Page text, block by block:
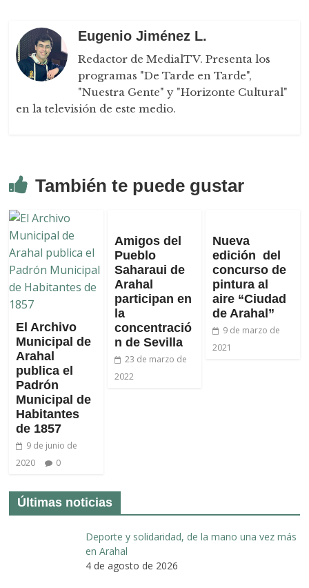
Eugenio Jiménez L.
Redactor de MedialTV. Presenta los
programas "De Tarde en Tarde",
"Nuestra Gente" y "Horizonte Cultural"
en la televisión de este medio.
También te puede gustar
El Archivo
Municipal de
Arahal
publica el
Padrón
Municipal de
Habitantes
de 1857
9 de junio de
2020
0
Amigos del
Pueblo
Saharaui de
Arahal
participan en
la
concentració
n de Sevilla
23 de marzo de
2022
Nueva
edición del
concurso de
pintura al
aire “Ciudad
de Arahal”
9 de marzo de
2021
Últimas noticias
Deporte y solidaridad, de la mano una vez más
en Arahal
4 de agosto de 2026